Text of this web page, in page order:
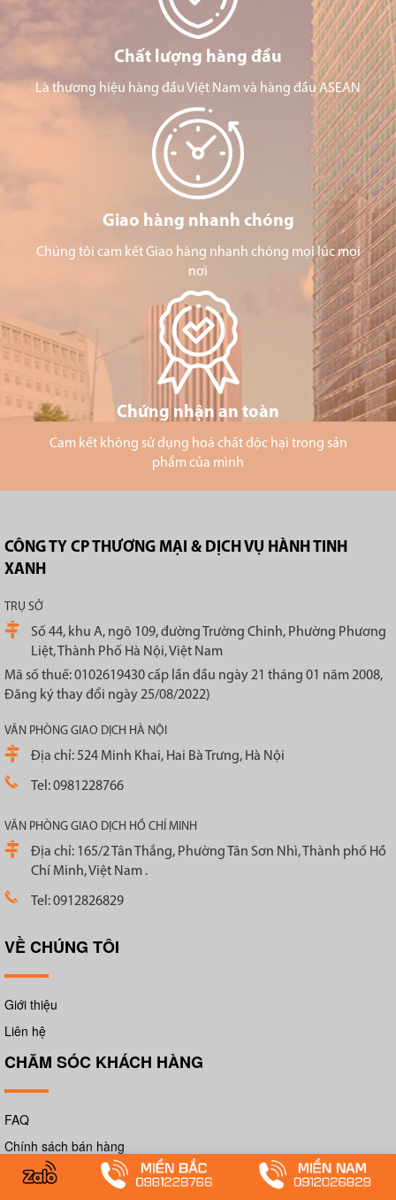
Chất lượng hàng đầu
Là thương hiệu hàng đầu Việt Nam và hàng đầu ASEAN
Giao hàng nhanh chóng
Chúng tôi cam kết Giao hàng nhanh chóng mọi lúc mọi
nơi
Chứng nhận an toàn
Cam kết không sử dụng hoá chất độc hại trong sản
phẩm của mình
CÔNG TY CP THƯƠNG MẠI & DỊCH VỤ HÀNH TINH
XANH
TRỤ SỞ
Số 44, khu A, ngõ 109, đường Trường Chinh, Phường Phương
Liệt, Thành Phố Hà Nội, Việt Nam
Mã số thuế: 0102619430 cấp lần đầu ngày 21 tháng 01 năm 2008,
Đăng ký thay đổi ngày 25/08/2022)
VĂN PHÒNG GIAO DỊCH HÀ NỘI
Địa chỉ: 524 Minh Khai, Hai Bà Trưng, Hà Nội
Tel: 0981228766
VĂN PHÒNG GIAO DỊCH HỒ CHÍ MINH
Địa chỉ: 165/2 Tân Thắng, Phường Tân Sơn Nhì, Thành phố Hồ
Chí Minh, Việt Nam .
Tel: 0912826829
VỀ CHÚNG TÔI
Giới thiệu
Liên hệ
CHĂM SÓC KHÁCH HÀNG
FAQ
Chính sách bán hàng
Phương thức thanh toán